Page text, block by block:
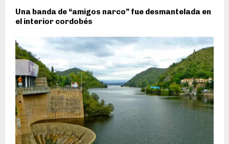
Una banda de “amigos narco” fue desmantelada en
el interior cordobés